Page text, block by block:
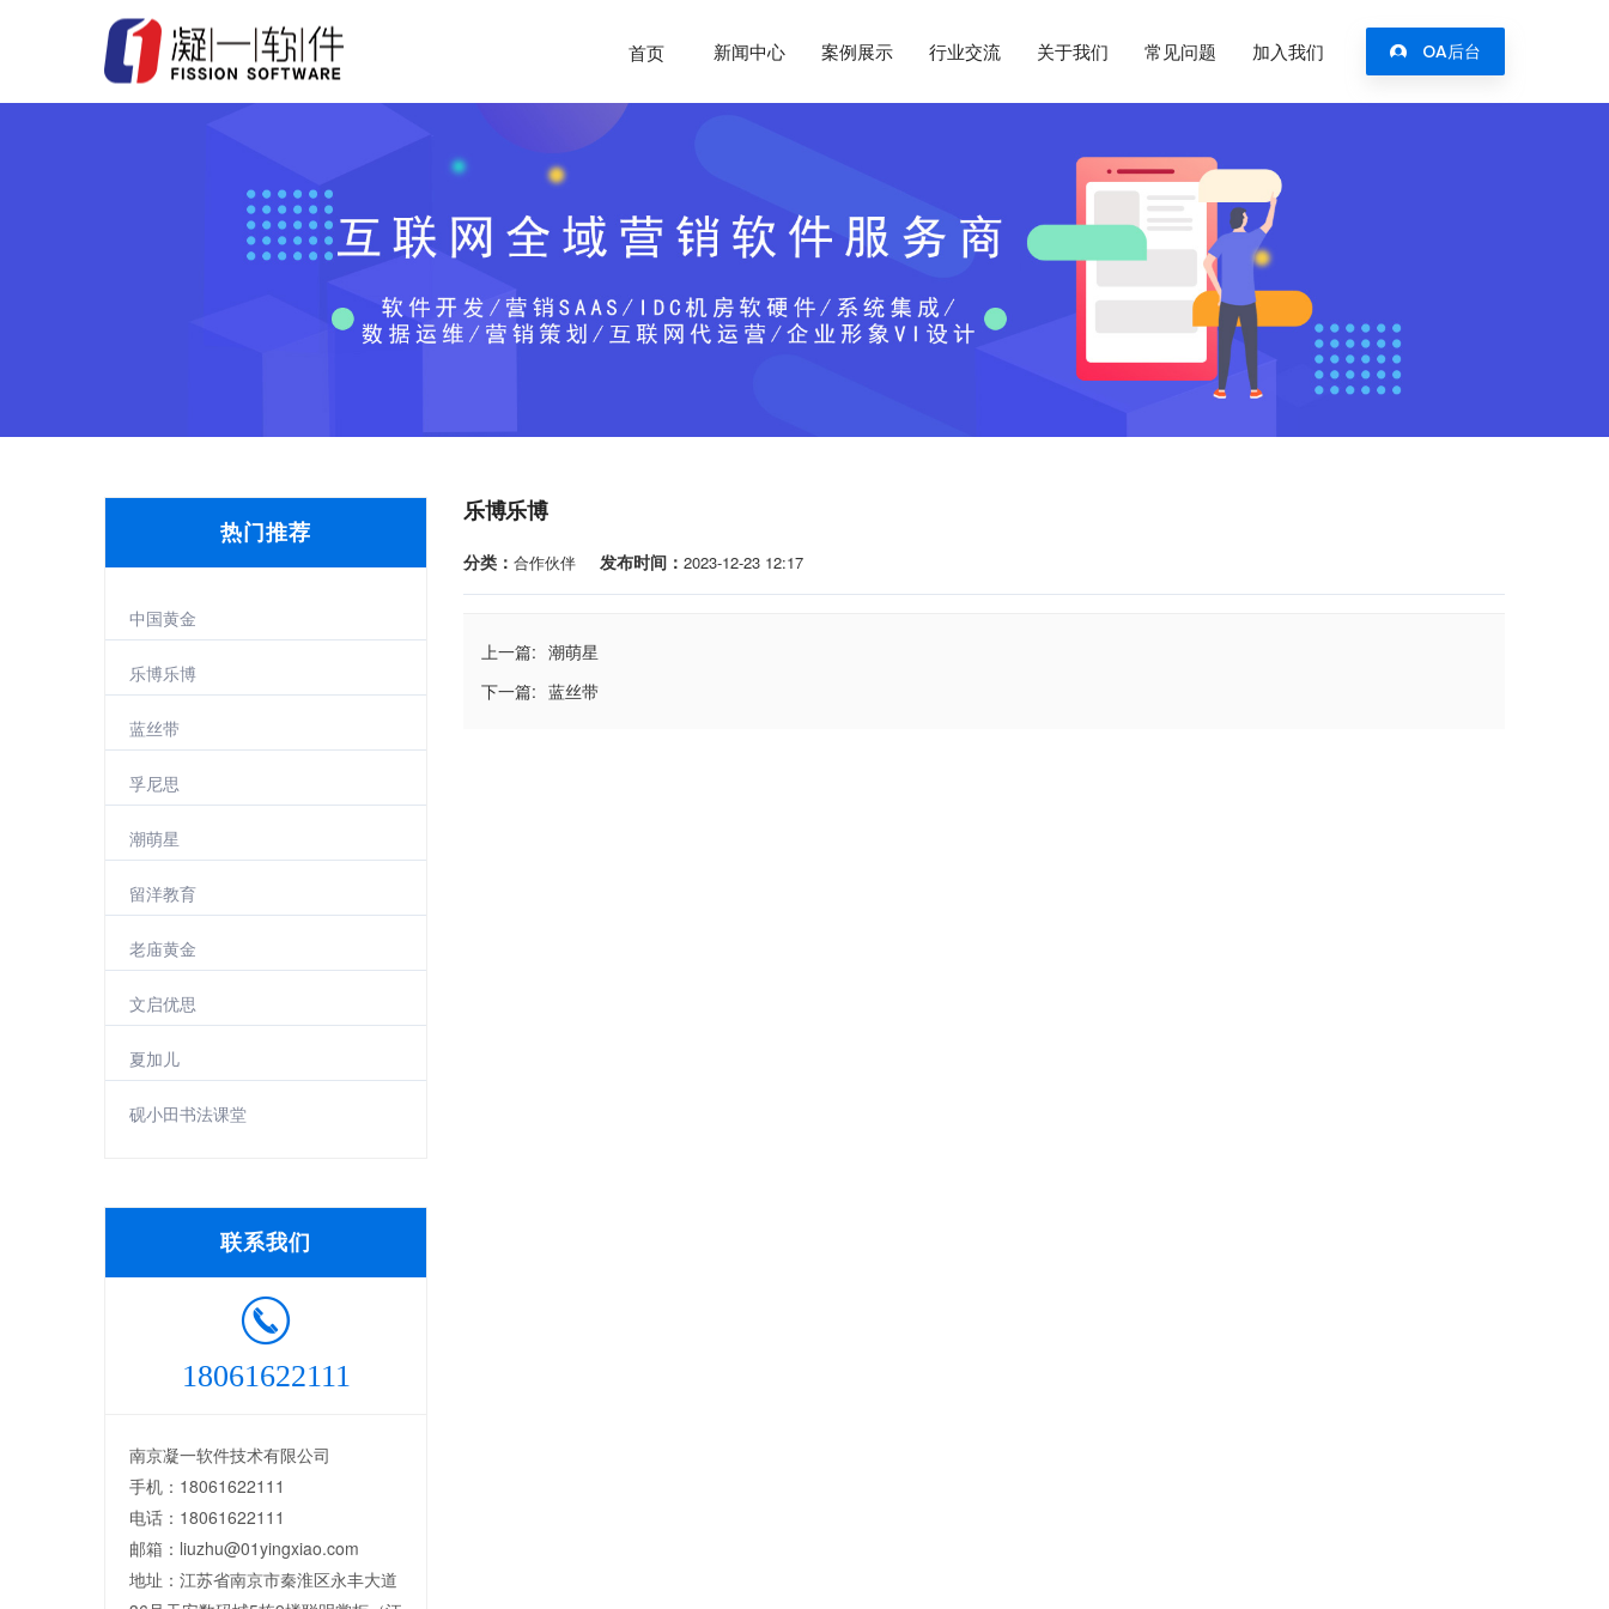
首页 新闻中心 案例展示 行业交流 关于我们 常见问题 加入我们 OA后台
乐博乐博
分类： 合作伙伴 发布时间： 2023-12-23 12:17
上一篇: 潮萌星
下一篇: 蓝丝带
热门推荐
中国黄金
乐博乐博
蓝丝带
孚尼思
潮萌星
留洋教育
老庙黄金
文启优思
夏加儿
砚小田书法课堂
联系我们
18061622111
南京凝一软件技术有限公司
手机：18061622111
电话：18061622111
邮箱：liuzhu@01yingxiao.com
地址：江苏省南京市秦淮区永丰大道